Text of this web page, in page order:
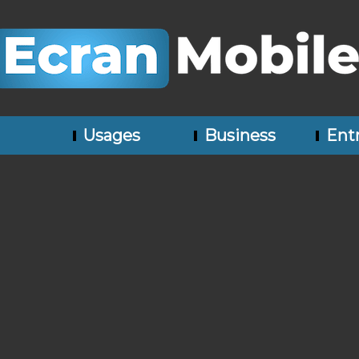
Usages Business